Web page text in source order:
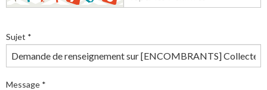
Sujet *
Message *